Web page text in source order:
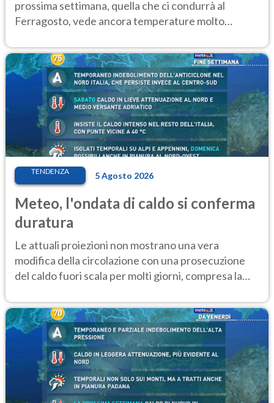
prossima settimana, quella che ci condurrà al
Ferragosto, vede ancora temperature molto
TENDENZA 5 Agosto 2026
Meteo, l'ondata di caldo si conferma
duratura
Le attuali proiezioni non mostrano una vera
modifica della circolazione con una prosecuzione
del caldo fuori scala per molti giorni, compresa la